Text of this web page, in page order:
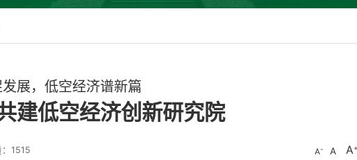
展，低空经济谱新篇
建低空经济创新研究院
：1515 A A A